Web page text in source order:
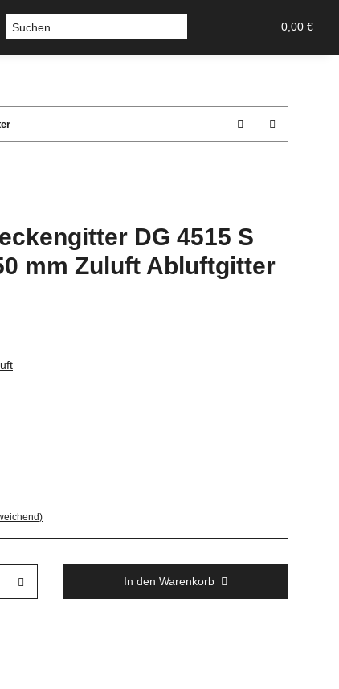
0,00 €
Stossgriffe u
DG 4515 S
mm Zuluft Abluftgitter
In den Warenkorb